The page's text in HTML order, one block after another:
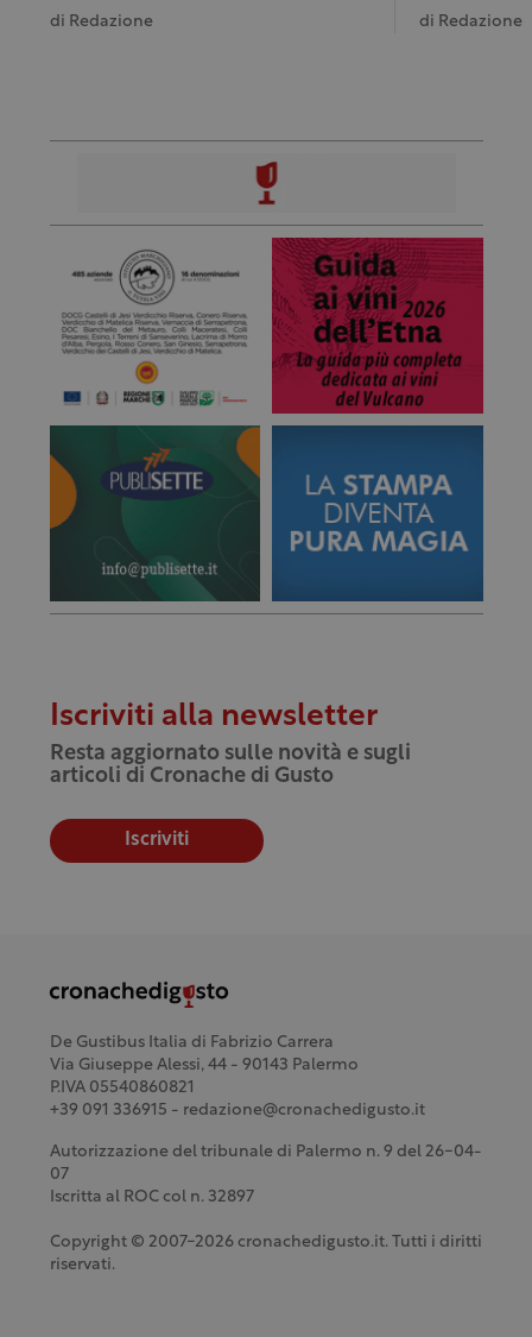
di Redazione di Redazione
Iscriviti alla newsletter
Resta aggiornato sulle novità e sugli
articoli di Cronache di Gusto
Iscriviti
De Gustibus Italia di Fabrizio Carrera
Via Giuseppe Alessi, 44 - 90143 Palermo
P.IVA 05540860821
+39 091 336915 - redazione@cronachedigusto.it
Autorizzazione del tribunale di Palermo n. 9 del 26-04-
07
Iscritta al ROC col n. 32897
Copyright © 2007-2026 cronachedigusto.it. Tutti i diritti
riservati.